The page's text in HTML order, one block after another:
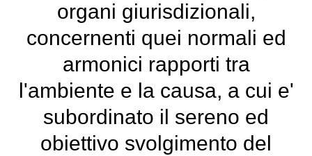
organi giurisdizionali,
concernenti quei normali ed
armonici rapporti tra
l'ambiente e la causa, a cui e'
subordinato il sereno ed
obiettivo svolgimento del